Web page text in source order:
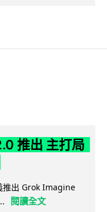
推出 主打局
推出 Grok Imagine
閱讀全文